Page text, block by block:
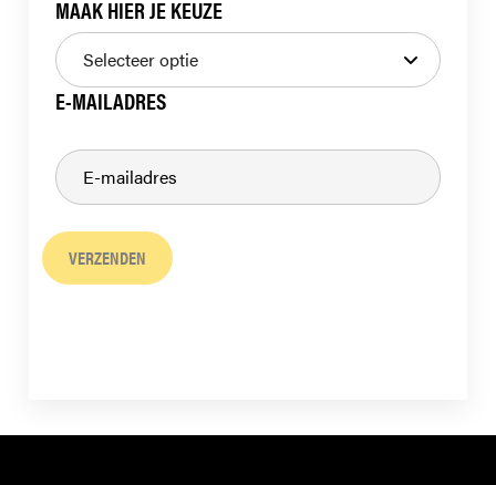
MAAK HIER JE KEUZE
E-MAILADRES
VERZENDEN